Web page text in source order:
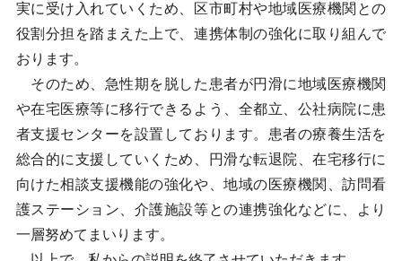
実に受け入れていくため、区市町村や地域医療機関との
役割分担を踏まえた上で、連携体制の強化に取り組んで
おります。
そのため、急性期を脱した患者が円滑に地域医療機関
や在宅医療等に移行できるよう、全都立、公社病院に患
者支援センターを設置しております。患者の療養生活を
総合的に支援していくため、円滑な転退院、在宅移行に
向けた相談支援機能の強化や、地域の医療機関、訪問看
護ステーション、介護施設等との連携強化などに、より
一層努めてまいります。